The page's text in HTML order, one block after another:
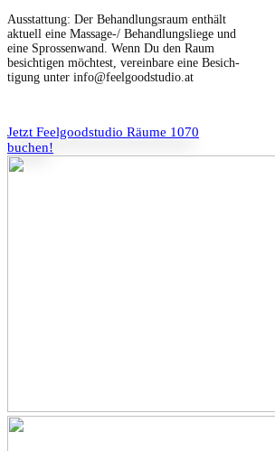
Ausstat­tung: Der Behand­lungsraum enthält
aktuell eine Mas­sage-/ Behand­lungsliege und
eine Sprossen­wand. Wenn Du den Raum
besichti­gen möcht­est, vere­in­bare eine Besich­
ti­gung unter info@feelgoodstudio.at
Jet­zt Feel­go­od­stu­dio Räume 1070
buchen!